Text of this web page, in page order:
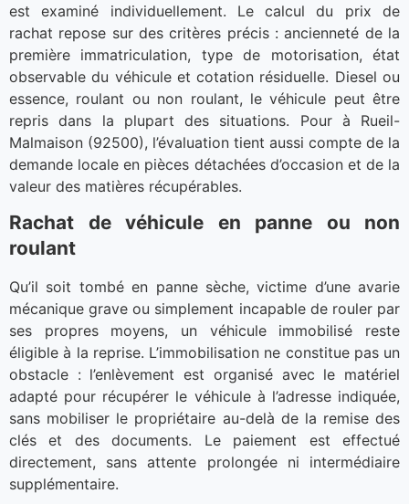
est examiné individuellement. Le calcul du prix de
rachat repose sur des critères précis : ancienneté de la
première immatriculation, type de motorisation, état
observable du véhicule et cotation résiduelle. Diesel ou
essence, roulant ou non roulant, le véhicule peut être
repris dans la plupart des situations. Pour à Rueil-
Malmaison (92500), l’évaluation tient aussi compte de la
demande locale en pièces détachées d’occasion et de la
valeur des matières récupérables.
Rachat de véhicule en panne ou non
roulant
Qu’il soit tombé en panne sèche, victime d’une avarie
mécanique grave ou simplement incapable de rouler par
ses propres moyens, un véhicule immobilisé reste
éligible à la reprise. L’immobilisation ne constitue pas un
obstacle : l’enlèvement est organisé avec le matériel
adapté pour récupérer le véhicule à l’adresse indiquée,
sans mobiliser le propriétaire au-delà de la remise des
clés et des documents. Le paiement est effectué
directement, sans attente prolongée ni intermédiaire
supplémentaire.